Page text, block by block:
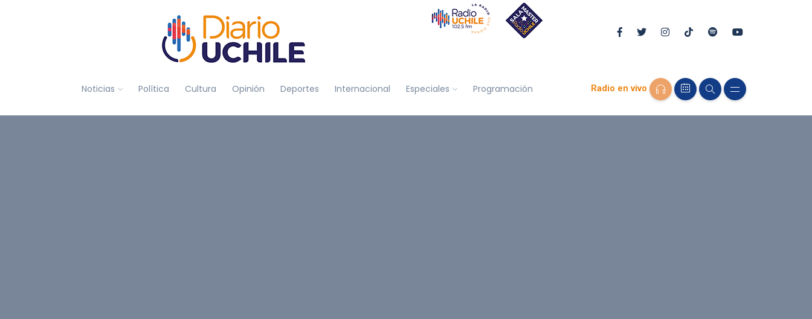
Noticias Política Cultura Opinión Deportes Internacional Especiales Programación Radio en vivo